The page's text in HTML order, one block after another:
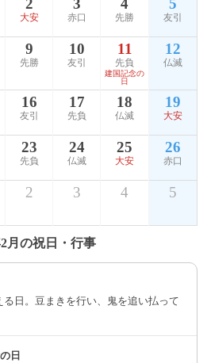
大安 赤口 先勝 友引
9
先勝
10
友引
11
先負
建国記念の
日
12
仏滅
16
友引
17
先負
18
仏滅
19
大安
23
先負
24
仏滅
25
大安
26
赤口
2 3 4 5
月の祝日・行事
る日。豆まきを行い、鬼を追い払って
日